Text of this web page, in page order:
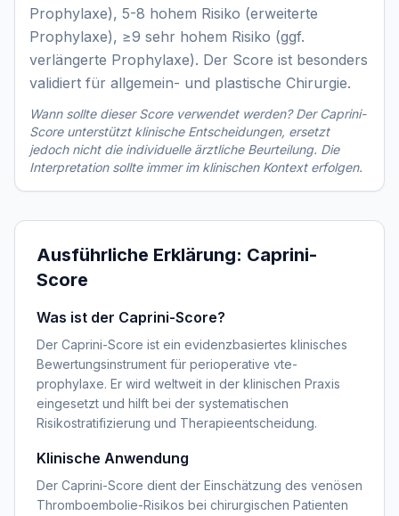
Prophylaxe), 5-8 hohem Risiko (erweiterte
Prophylaxe), ≥9 sehr hohem Risiko (ggf.
verlängerte Prophylaxe). Der Score ist besonders
validiert für allgemein- und plastische Chirurgie.
Wann sollte dieser Score verwendet werden? Der Caprini-
Scoreunterstützt klinische Entscheidungen, ersetzt
jedoch nicht die individuelle ärztliche Beurteilung. Die
Interpretation sollte immer im klinischen Kontext erfolgen.
Ausführliche Erklärung: Caprini-
Score
Was ist der Caprini-Score?
Der Caprini-Score ist ein evidenzbasiertes klinisches
Bewertungsinstrument für perioperative vte-
prophylaxe. Er wird weltweit in der klinischen Praxis
eingesetzt und hilft bei der systematischen
Risikostratifizierung und Therapieentscheidung.
Klinische Anwendung
Der Caprini-Score dient der Einschätzung des venösen
Thromboembolie-Risikos bei chirurgischen Patienten